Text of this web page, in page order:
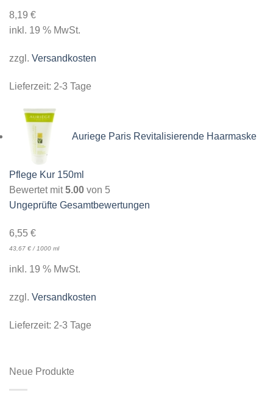
8,19 €
inkl. 19 % MwSt.
zzgl. Versandkosten
Lieferzeit: 2-3 Tage
Auriege Paris Revitalisierende Haarmaske
Pflege Kur 150ml
Bewertet mit5.00 von 5
Ungeprüfte Gesamtbewertungen
6,55 €
43,67 €/1000 ml
inkl. 19 % MwSt.
zzgl. Versandkosten
Lieferzeit: 2-3 Tage
Neue Produkte